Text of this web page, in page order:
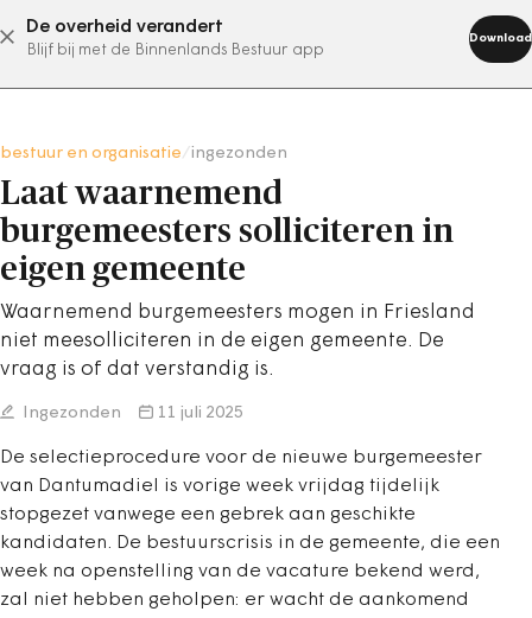
De overheid verandert
Blijf bij met de Binnenlands Bestuur app
Download
abonneer nu
bestuur en organisatie ingezonden
Laat waarnemend
burgemeesters solliciteren in
eigen gemeente
Waarnemend burgemeesters mogen in Friesland
niet meesolliciteren in de eigen gemeente. De
vraag is of dat verstandig is.
Ingezonden 11 juli 2025
De selectieprocedure voor de nieuwe burgemeester
van Dantumadiel is vorige week vrijdag tijdelijk
stopgezet vanwege een gebrek aan geschikte
kandidaten. De bestuurscrisis in de gemeente, die een
week na openstelling van de vacature bekend werd,
zal niet hebben geholpen: er wacht de aankomend